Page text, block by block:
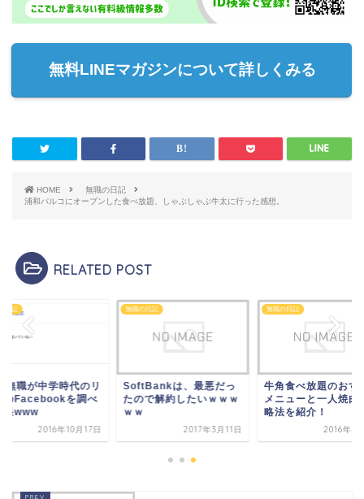
無料LINEマガジンについて詳しくみる
HOME
無職の日記
浦和パルコにオープンした食べ放題、しゃぶしゃぶ牛太に行った感想。
RELATED POST
日記
無職が中学時代のリ
のFacebookを調べ
果www
2016年10月17日
無職の日記
SoftBankは、最悪だっ
たので解約したいｗｗｗ
ｗｗ
2017年3月11日
無職の日記
牛角食べ放題のおす
メニューと一人焼肉
略法を紹介！
2016年10